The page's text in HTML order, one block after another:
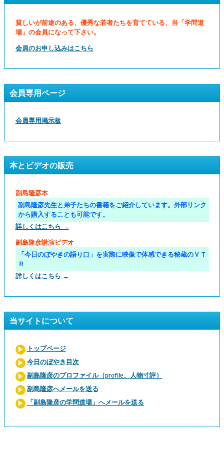
貧しいが前途のある、優秀な若者たちを育てている、当「学問道
場」の会員になって下さい。
会員のお申し込みはこちら
会員専用ページ
会員専用掲示板
本とビデオの販売
副島隆彦本
副島隆彦先生と弟子たちの書籍をご紹介しています。外部リンク
から購入することも可能です。
詳しくはこちら →
副島隆彦講演ビデオ
「今日のぼやきの語り口」を実際に映像で体感できる秘蔵のＶＴ
Ｒ
詳しくはこちら →
当サイトについて
トップページ
今日のぼやき目次
副島隆彦のプロファイル（profile、人物寸評）
副島隆彦へメールを送る
「副島隆彦の学問道場」へメールを送る